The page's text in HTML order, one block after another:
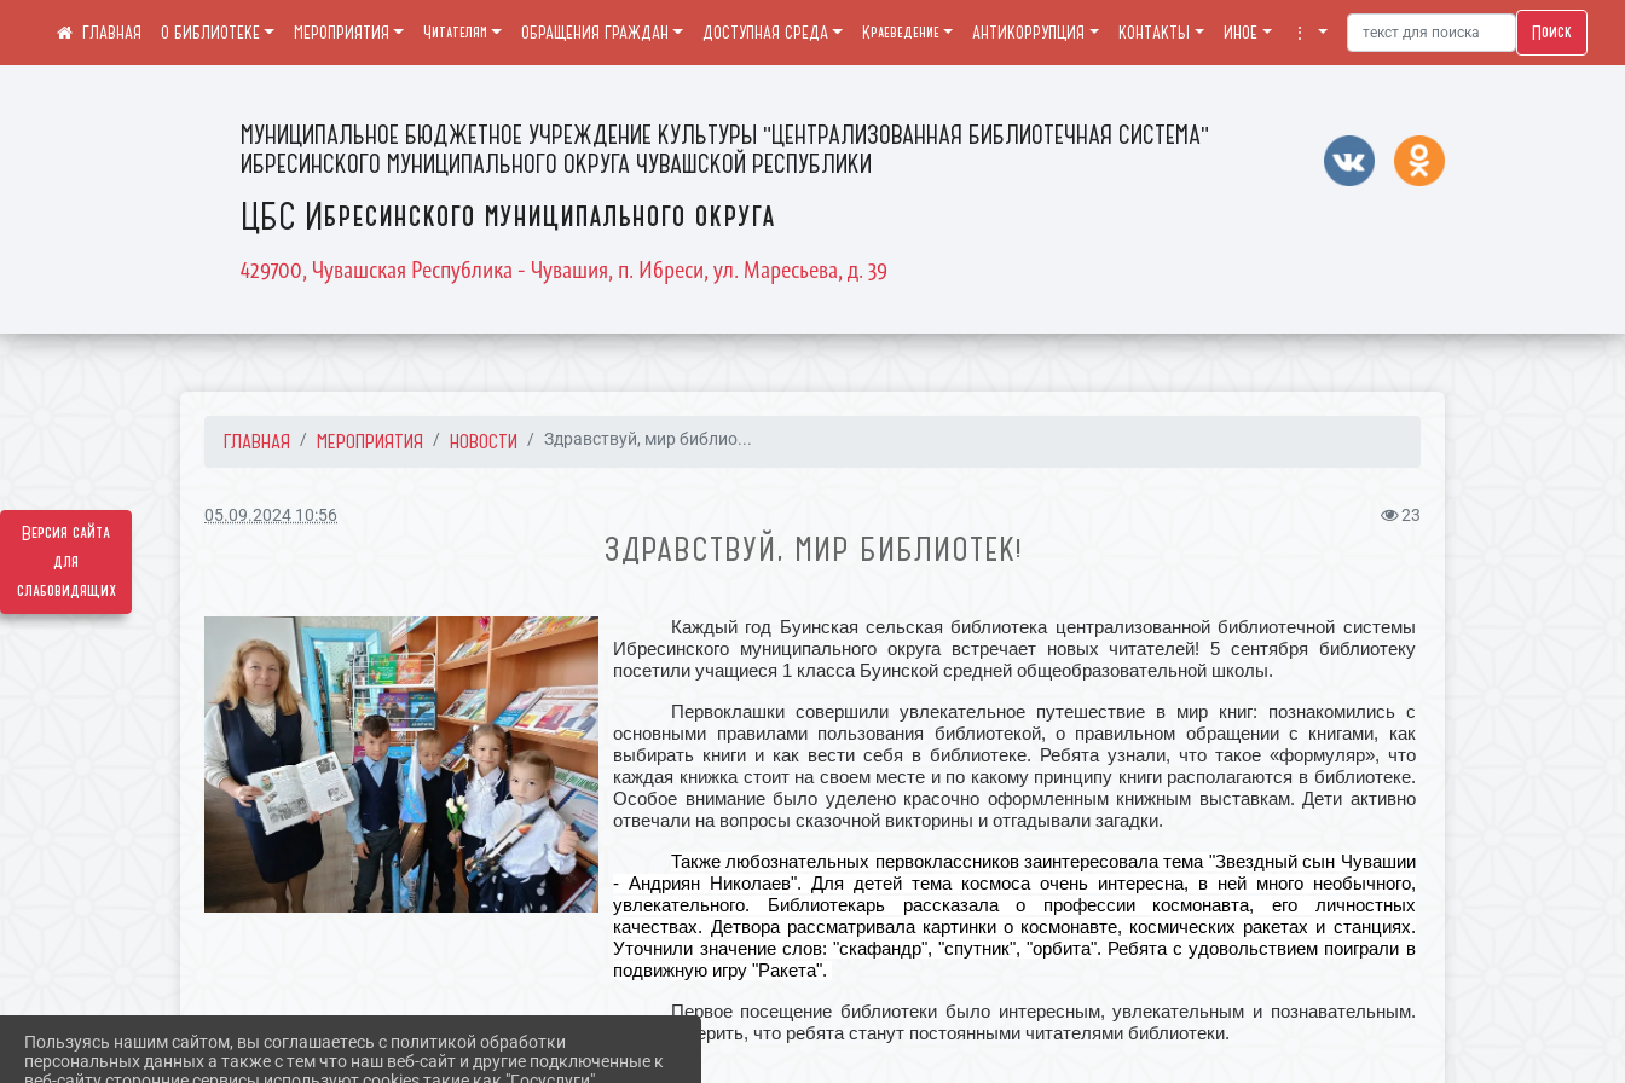
Версия сайта
для
слабовидящих
МУНИЦИПАЛЬНОЕ БЮДЖЕТНОЕ УЧРЕЖДЕНИЕ КУЛЬТУРЫ "ЦЕНТРАЛИЗОВАННАЯ БИБЛИОТЕЧНАЯ СИСТЕМА"
ИБРЕСИНСКОГО МУНИЦИПАЛЬНОГО ОКРУГА ЧУВАШСКОЙ РЕСПУБЛИКИ
ЦБС Ибресинского муниципального округа
429700, Чувашская Республика - Чувашия, п. Ибреси, ул. Маресьева, д. 39
О БИБЛИОТЕКЕ МЕРОПРИЯТИЯ Читателям ОБРАЩЕНИЯ ГРАЖДАН ДОСТУПНАЯ СРЕДА Краеведение АНТИКОРРУПЦИЯ КОНТАКТЫ ИНОЕ ⋮ Поиск
ГЛАВНАЯ МЕРОПРИЯТИЯ НОВОСТИ Здравствуй, мир библио...
05.09.2024 10:56 23
ЗДРАВСТВУЙ, МИР БИБЛИОТЕК!
Каждый год Буинская сельская библиотека централизованной библиотечной системы
Ибресинского муниципального округа встречает новых читателей! 5 сентября библиотеку
посетили учащиеся 1 класса Буинской средней общеобразовательной школы.
Первоклашки совершили увлекательное путешествие в мир книг: познакомились с
основными правилами пользования библиотекой, о правильном обращении с книгами, как
выбирать книги и как вести себя в библиотеке. Ребята узнали, что такое «формуляр», что
каждая книжка стоит на своем месте и по какому принципу книги располагаются в библиотеке.
Особое внимание было уделено красочно оформленным книжным выставкам. Дети активно
отвечали на вопросы сказочной викторины и отгадывали загадки.
Также любознательных первоклассников заинтересовала тема "Звездный сын Чувашии
- Андриян Николаев". Для детей тема космоса очень интересна, в ней много необычного,
увлекательного. Библиотекарь рассказала о профессии космонавта, его личностных
качествах. Детвора рассматривала картинки о космонавте, космических ракетах и станциях.
Уточнили значение слов: "скафандр", "спутник", "орбита". Ребята с удовольствием поиграли в
подвижную игру "Ракета".
Первое посещение библиотеки было интересным, увлекательным и познавательным.
Хочется верить, что ребята станут постоянными читателями библиотеки.
Пользуясь нашим сайтом, вы соглашаетесь с политикой обработки
персональных данных а также с тем что наш веб-сайт и другие подключенные к